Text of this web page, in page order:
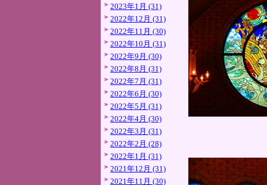
2023年1月 (31)
2022年12月 (31)
2022年11月 (30)
2022年10月 (31)
2022年9月 (30)
2022年8月 (31)
2022年7月 (31)
2022年6月 (30)
2022年5月 (31)
2022年4月 (30)
2022年3月 (31)
2022年2月 (28)
2022年1月 (31)
2021年12月 (31)
2021年11月 (30)